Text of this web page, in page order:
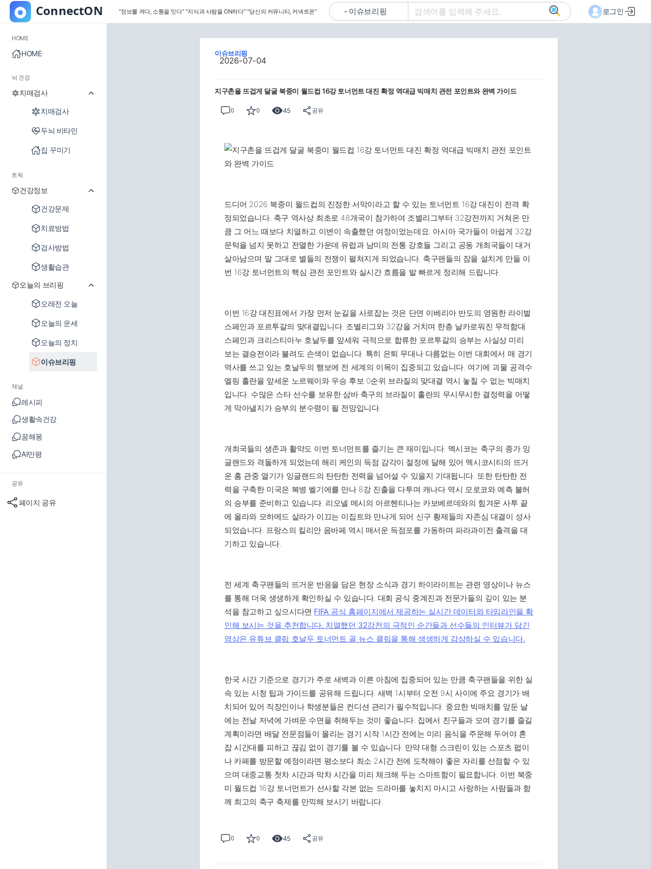
“정보를 켜다, 소통을 잇다” “지식과 사람을 ON하다” “당신의 커뮤니티, 커넥트온” 로그인
HOME
HOME
뇌 건강
치매검사
치매검사
두뇌 비타민
집 꾸미기
토픽
건강정보
건강문제
치료방법
검사방법
생활습관
오늘의 브리핑
오래전 오늘
오늘의 운세
오늘의 정치
이슈브리핑
채널
레시피
생활속건강
꿈해몽
AI만평
공유
페이지 공유
이슈브리핑
2026-07-04
지구촌을 뜨겁게 달굴 북중미 월드컵 16강 토너먼트 대진 확정 역대급 빅매치 관전 포인트와 완벽 가이드
0 0 45 공유
드디어 2026 북중미 월드컵의 진정한 서막이라고 할 수 있는 토너먼트 16강 대진이 전격 확
정되었습니다. 축구 역사상 최초로 48개국이 참가하여 조별리그부터 32강전까지 거쳐온 만
큼 그 어느 때보다 치열하고 이변이 속출했던 여정이었는데요. 아시아 국가들이 아쉽게 32강
문턱을 넘지 못하고 전멸한 가운데 유럽과 남미의 전통 강호들 그리고 공동 개최국들이 대거
살아남으며 말 그대로 별들의 전쟁이 펼쳐지게 되었습니다. 축구팬들의 잠을 설치게 만들 이
번 16강 토너먼트의 핵심 관전 포인트와 실시간 흐름을 발 빠르게 정리해 드립니다.
이번 16강 대진표에서 가장 먼저 눈길을 사로잡는 것은 단연 이베리아 반도의 영원한 라이벌
스페인과 포르투갈의 맞대결입니다. 조별리그와 32강을 거치며 한층 날카로워진 무적함대
스페인과 크리스티아누 호날두를 앞세워 극적으로 합류한 포르투갈의 승부는 사실상 미리
보는 결승전이라 불려도 손색이 없습니다. 특히 은퇴 무대나 다름없는 이번 대회에서 매 경기
역사를 쓰고 있는 호날두의 행보에 전 세계의 이목이 집중되고 있습니다. 여기에 괴물 공격수
엘링 홀란을 앞세운 노르웨이와 우승 후보 0순위 브라질의 맞대결 역시 놓칠 수 없는 빅매치
입니다. 수많은 스타 선수를 보유한 삼바 축구의 브라질이 홀란의 무시무시한 결정력을 어떻
게 막아낼지가 승부의 분수령이 될 전망입니다.
개최국들의 생존과 활약도 이번 토너먼트를 즐기는 큰 재미입니다. 멕시코는 축구의 종가 잉
글랜드와 격돌하게 되었는데 해리 케인의 득점 감각이 절정에 달해 있어 멕시코시티의 뜨거
운 홈 관중 열기가 잉글랜드의 탄탄한 전력을 넘어설 수 있을지 기대됩니다. 또한 탄탄한 전
력을 구축한 미국은 복병 벨기에를 만나 8강 진출을 다투며 캐나다 역시 모로코와 예측 불허
의 승부를 준비하고 있습니다. 리오넬 메시의 아르헨티나는 카보베르데와의 힘겨운 사투 끝
에 올라와 모하메드 살라가 이끄는 이집트와 만나게 되어 신구 황제들의 자존심 대결이 성사
되었습니다. 프랑스의 킬리안 음바페 역시 매서운 득점포를 가동하며 파라과이전 출격을 대
기하고 있습니다.
전 세계 축구팬들의 뜨거운 반응을 담은 현장 소식과 경기 하이라이트는 관련 영상이나 뉴스
를 통해 더욱 생생하게 확인하실 수 있습니다. 대회 공식 중계진과 전문가들의 깊이 있는 분
석을 참고하고 싶으시다면 FIFA 공식 홈페이지에서 제공하는 실시간 데이터와 타임라인을 확
인해 보시는 것을 추천합니다. 치열했던 32강전의 극적인 순간들과 선수들의 인터뷰가 담긴
영상은 유튜브 클립 호날두 토너먼트 골 뉴스 클립을 통해 생생하게 감상하실 수 있습니다.
한국 시간 기준으로 경기가 주로 새벽과 이른 아침에 집중되어 있는 만큼 축구팬들을 위한 실
속 있는 시청 팁과 가이드를 공유해 드립니다. 새벽 1시부터 오전 9시 사이에 주요 경기가 배
치되어 있어 직장인이나 학생분들은 컨디션 관리가 필수적입니다. 중요한 빅매치를 앞둔 날
에는 전날 저녁에 가벼운 수면을 취해두는 것이 좋습니다. 집에서 친구들과 모여 경기를 즐길
계획이라면 배달 전문점들이 몰리는 경기 시작 1시간 전에는 미리 음식을 주문해 두어야 혼
잡 시간대를 피하고 끊김 없이 경기를 볼 수 있습니다. 만약 대형 스크린이 있는 스포츠 펍이
나 카페를 방문할 예정이라면 평소보다 최소 2시간 전에 도착해야 좋은 자리를 선점할 수 있
으며 대중교통 첫차 시간과 막차 시간을 미리 체크해 두는 스마트함이 필요합니다. 이번 북중
미 월드컵 16강 토너먼트가 선사할 각본 없는 드라마를 놓치지 마시고 사랑하는 사람들과 함
께 최고의 축구 축제를 만끽해 보시기 바랍니다.
0 0 45 공유